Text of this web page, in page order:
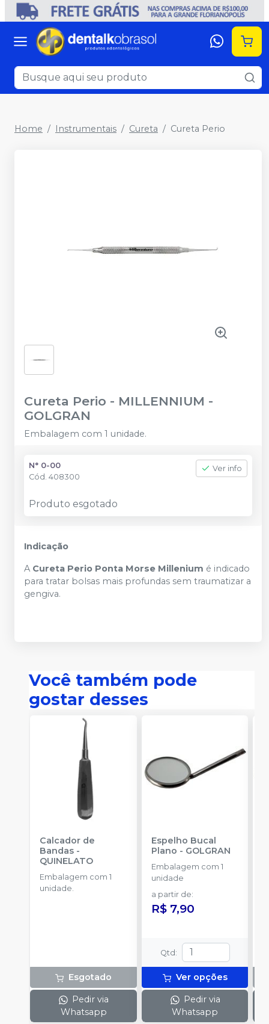
Home Instrumentais Cureta Cureta Perio
Cureta Perio - MILLENNIUM -
GOLGRAN
Embalagem com 1 unidade.
N° 0-00
Cód. 408300
Ver info
Produto esgotado
Indicação
A Cureta Perio Ponta Morse Millenium é indicado
para tratar bolsas mais profundas sem traumatizar a
gengiva.
Você também pode
gostar desses
Calcador de
Bandas -
QUINELATO
Embalagem com 1
unidade.
Esgotado
Pedir via
Whatsapp
Espelho Bucal
Plano - GOLGRAN
Embalagem com 1
unidade
a partir de:
R$ 7,90
Qtd :
Ver opções
Pedir via
Whatsapp